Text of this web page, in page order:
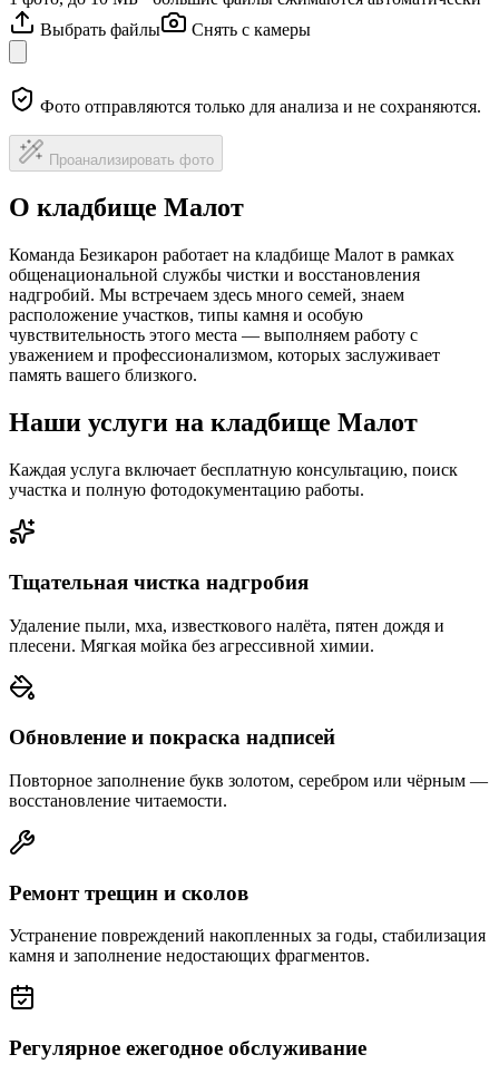
Выбрать файлы
Снять с камеры
Фото отправляются только для анализа и не сохраняются.
Проанализировать фото
О кладбище Малот
Команда Безикарон работает на кладбище Малот в рамках
общенациональной службы чистки и восстановления
надгробий. Мы встречаем здесь много семей, знаем
расположение участков, типы камня и особую
чувствительность этого места — выполняем работу с
уважением и профессионализмом, которых заслуживает
память вашего близкого.
Наши услуги на кладбище Малот
Каждая услуга включает бесплатную консультацию, поиск
участка и полную фотодокументацию работы.
Тщательная чистка надгробия
Удаление пыли, мха, известкового налёта, пятен дождя и
плесени. Мягкая мойка без агрессивной химии.
Обновление и покраска надписей
Повторное заполнение букв золотом, серебром или чёрным —
восстановление читаемости.
Ремонт трещин и сколов
Устранение повреждений накопленных за годы, стабилизация
камня и заполнение недостающих фрагментов.
Регулярное ежегодное обслуживание